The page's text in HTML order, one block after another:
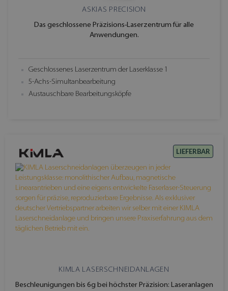
ASKIAS PRECISION
Das geschlossene Präzisions-Laserzentrum für alle
Anwendungen.
Geschlossenes Laserzentrum der Laserklasse 1
5-Achs-Simultanbearbeitung
Austauschbare Bearbeitungsköpfe
LIEFERBAR
KIMLA LASERSCHNEIDANLAGEN
Beschleunigungen bis 6g bei höchster Präzision: Laseranlagen